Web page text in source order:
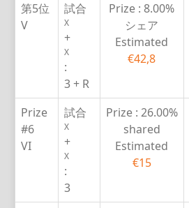
第5位
V
試合
X
+
X
:
3 + R
Prize : 8.00%
シェア
Estimated
€42,8
Prize
#6
VI
試合
X
+
X
:
3
Prize : 26.00%
shared
Estimated
€15